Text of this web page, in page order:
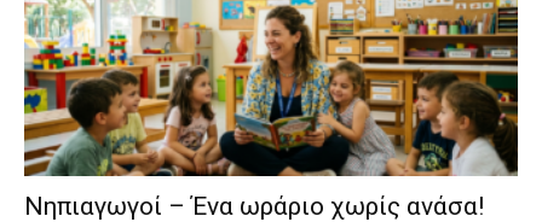
Νηπιαγωγοί – Ένα ωράριο χωρίς ανάσα!